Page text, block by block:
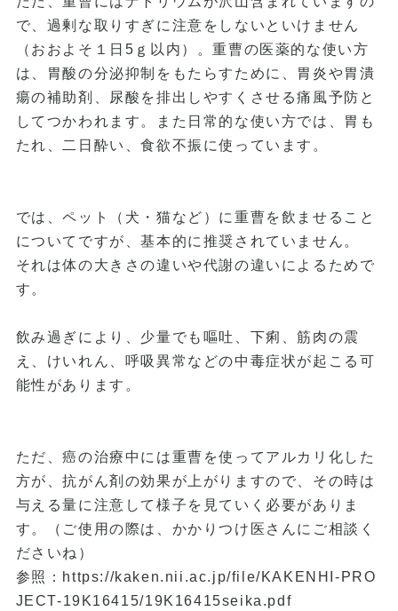
で、過剰な取りすぎに注意をしないといけません
（おおよそ１日5ｇ以内）。重曹の医薬的な使い方
は、胃酸の分泌抑制をもたらすために、胃炎や胃潰
瘍の補助剤、尿酸を排出しやすくさせる痛風予防と
してつかわれます。また日常的な使い方では、胃も
たれ、二日酔い、食欲不振に使っています。
では、ペット（犬・猫など）に重曹を飲ませること
についてですが、基本的に推奨されていません。
それは体の大きさの違いや代謝の違いによるためで
す。
飲み過ぎにより、少量でも嘔吐、下痢、筋肉の震
え、けいれん、呼吸異常などの中毒症状が起こる可
能性があります。
ただ、癌の治療中には重曹を使ってアルカリ化した
方が、抗がん剤の効果が上がりますので、その時は
与える量に注意して様子を見ていく必要がありま
す。（ご使用の際は、かかりつけ医さんにご相談く
ださいね）
参照： https://kaken.nii.ac.jp/file/KAKENHI-PRO
JECT-19K16415/19K16415seika.pdf